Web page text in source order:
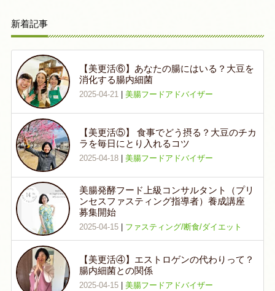
新着記事
【美更活⑥】あなたの腸にはいる？大豆を
消化する腸内細菌
2025-04-21| 美腸フードアドバイザー
【美更活⑤】 食事でどう摂る？大豆のチカ
ラを毎日にとり入れるコツ
2025-04-18| 美腸フードアドバイザー
美腸発酵フード上級コンサルタント（プリ
ンセスファスティング指導者）養成講座
募集開始
2025-04-15| ファスティング/断食/ダイエット
【美更活④】エストロゲンの代わりって？
腸内細菌との関係
2025-04-15| 美腸フードアドバイザー